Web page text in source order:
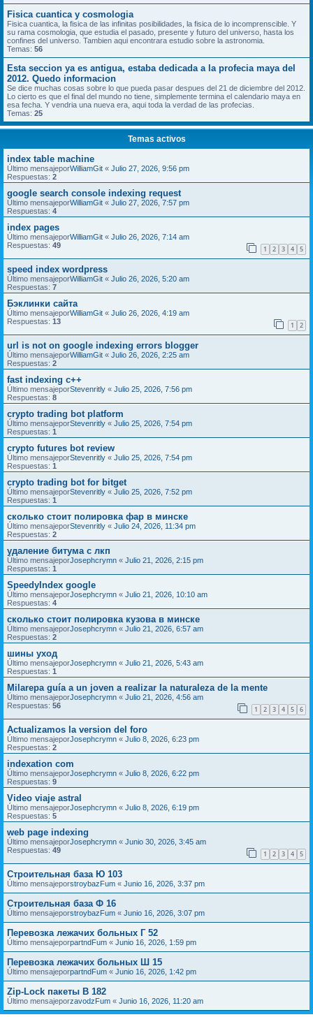
Fisica cuantica y cosmologia
Fisica cuantica, la fisica de las infinitas posibilidades, la fisica de lo incomprenscible. Y
su rama cosmologia, que estudia el pasado, presente y futuro del universo, hasta los
confines del universo. Tambien aqui encontrara estudio sobre la astronomia.
Temas: 56
Esta seccion ya es antigua, estaba dedicada a la profecia maya del
2012. Quedo informacion
Se dice muchas cosas sobre lo que pueda pasar despues del 21 de diciembre del 2012.
Lo cierto es que el final del mundo no tiene, simplemente termina el calendario maya en
esa fecha. Y vendria una nueva era, aqui toda la verdad de las profecias.
Temas: 25
Temas activos
index table machine
Último mensajeporWilliamGit « Julio 27, 2026, 9:56 pm
Respuestas: 2
google search console indexing request
Último mensajeporWilliamGit « Julio 27, 2026, 7:57 pm
Respuestas: 4
index pages
Último mensajeporWilliamGit « Julio 26, 2026, 7:14 am
Respuestas: 49 1 2 3 4 5
speed index wordpress
Último mensajeporWilliamGit « Julio 26, 2026, 5:20 am
Respuestas: 7
Бэклинки сайта
Último mensajeporWilliamGit « Julio 26, 2026, 4:19 am
Respuestas: 13 1 2
url is not on google indexing errors blogger
Último mensajeporWilliamGit « Julio 26, 2026, 2:25 am
Respuestas: 2
fast indexing c++
Último mensajeporStevenritly « Julio 25, 2026, 7:56 pm
Respuestas: 8
crypto trading bot platform
Último mensajeporStevenritly « Julio 25, 2026, 7:54 pm
Respuestas: 1
crypto futures bot review
Último mensajeporStevenritly « Julio 25, 2026, 7:54 pm
Respuestas: 1
crypto trading bot for bitget
Último mensajeporStevenritly « Julio 25, 2026, 7:52 pm
Respuestas: 1
сколько стоит полировка фар в минске
Último mensajeporStevenritly « Julio 24, 2026, 11:34 pm
Respuestas: 2
удаление битума с лкп
Último mensajeporJosephcrymn « Julio 21, 2026, 2:15 pm
Respuestas: 1
SpeedyIndex google
Último mensajeporJosephcrymn « Julio 21, 2026, 10:10 am
Respuestas: 4
сколько стоит полировка кузова в минске
Último mensajeporJosephcrymn « Julio 21, 2026, 6:57 am
Respuestas: 2
шины уход
Último mensajeporJosephcrymn « Julio 21, 2026, 5:43 am
Respuestas: 1
Milarepa guía a un joven a realizar la naturaleza de la mente
Último mensajeporJosephcrymn « Julio 21, 2026, 4:56 am
Respuestas: 56 1 2 3 4 5 6
Actualizamos la version del foro
Último mensajeporJosephcrymn « Julio 8, 2026, 6:23 pm
Respuestas: 2
indexation com
Último mensajeporJosephcrymn « Julio 8, 2026, 6:22 pm
Respuestas: 9
Video viaje astral
Último mensajeporJosephcrymn « Julio 8, 2026, 6:19 pm
Respuestas: 5
web page indexing
Último mensajeporJosephcrymn « Junio 30, 2026, 3:45 am
Respuestas: 49 1 2 3 4 5
Строительная база Ю 103
Último mensajeporstroybazFum « Junio 16, 2026, 3:37 pm
Строительная база Ф 16
Último mensajeporstroybazFum « Junio 16, 2026, 3:07 pm
Перевозка лежачих больных Г 52
Último mensajeporpartndFum « Junio 16, 2026, 1:59 pm
Перевозка лежачих больных Ш 15
Último mensajeporpartndFum « Junio 16, 2026, 1:42 pm
Zip-Lock пакеты В 182
Último mensajeporzavodzFum « Junio 16, 2026, 11:20 am